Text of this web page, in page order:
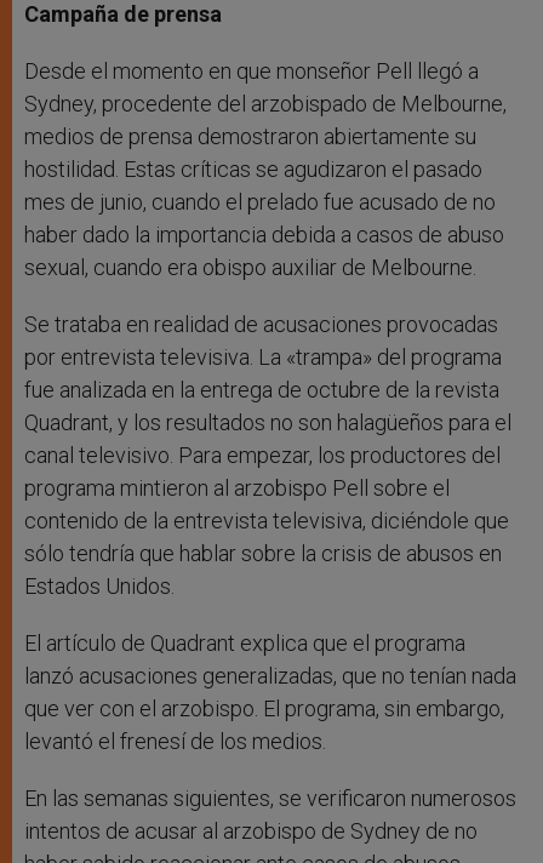
Campaña de prensa
Desde el momento en que monseñor Pell llegó a
Sydney, procedente del arzobispado de Melbourne,
medios de prensa demostraron abiertamente su
hostilidad. Estas críticas se agudizaron el pasado
mes de junio, cuando el prelado fue acusado de no
haber dado la importancia debida a casos de abuso
sexual, cuando era obispo auxiliar de Melbourne.
Se trataba en realidad de acusaciones provocadas
por entrevista televisiva. La «trampa» del programa
fue analizada en la entrega de octubre de la revista
Quadrant, y los resultados no son halagüeños para el
canal televisivo. Para empezar, los productores del
programa mintieron al arzobispo Pell sobre el
contenido de la entrevista televisiva, diciéndole que
sólo tendría que hablar sobre la crisis de abusos en
Estados Unidos.
El artículo de Quadrant explica que el programa
lanzó acusaciones generalizadas, que no tenían nada
que ver con el arzobispo. El programa, sin embargo,
levantó el frenesí de los medios.
En las semanas siguientes, se verificaron numerosos
intentos de acusar al arzobispo de Sydney de no